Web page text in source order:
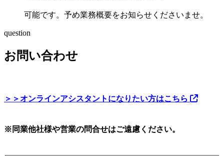
可能です。予め業務概要をお知らせくださいませ。
question
お問い合わせ
＞＞オンラインアシスタントになりたい方はこちら
※同業他社様や営業の問合せはご遠慮ください。